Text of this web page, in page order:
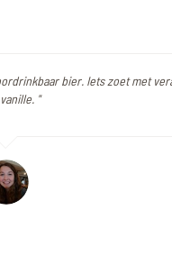
bier. Iets zoet met
"